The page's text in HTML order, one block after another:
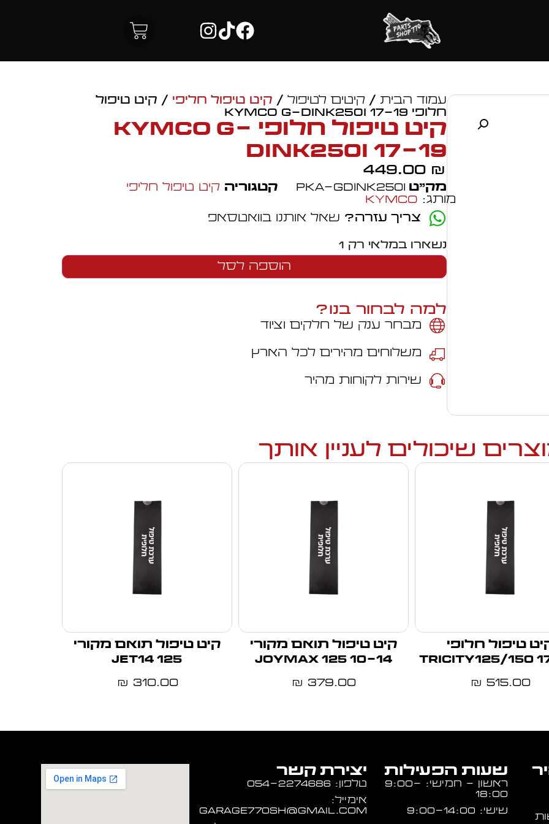
עמוד הבית/ קיטים לטיפול/ קיט טיפול חליפי / קיט טיפול
חלופי KYMCO G-DINK250i 17-19
קיט טיפול חלופי KYMCO G-
DINK250i 17-19
449.00 ₪
מק״ט PKA-GDINK250i קטגוריה קיט טיפול חליפי
מותג: Kymco
צריך עזרה? שאל אותנו בוואטסאפ
נשארו במלאי רק 1
הוספה לסל
למה לבחור בנו?
מבחר ענק של חלקים וציוד
משלוחים מהירים לכל הארץ
שירות לקוחות מהיר
שיכולים לעניין אותך
טיפול חלופי
TRICITY125/150
515.00
₪
קיט טיפול תואם מקורי
JOYMAX 125 10-14
379.00
₪
קיט טיפול תואם מקורי
JET14 125
310.00
₪
שעות הפעילות
ראשון - חמישי: 9:00-
18:00
שישי: 9:00-14:00
יצירת קשר
טלפון: 054-2274686
אימייל:
garage770sh@gmail.com